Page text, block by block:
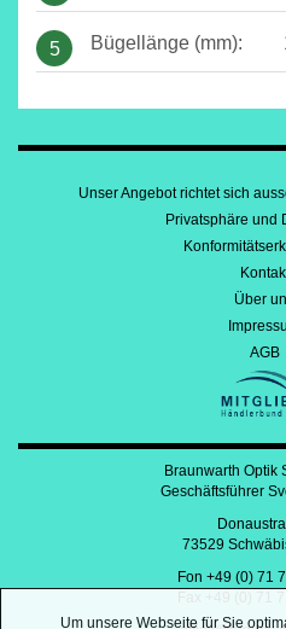
5 Bügellänge (mm):
Unser Angebot richtet sich
Privatsphäre und
Über
AGB
Braunwarth Optik
Geschäftsführer
73529
Fon +49 (0) 71
Um unsere Webseite für Sie